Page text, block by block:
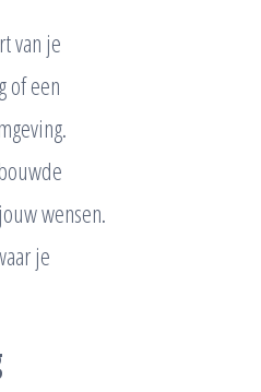
van je
of een
wensen.
je